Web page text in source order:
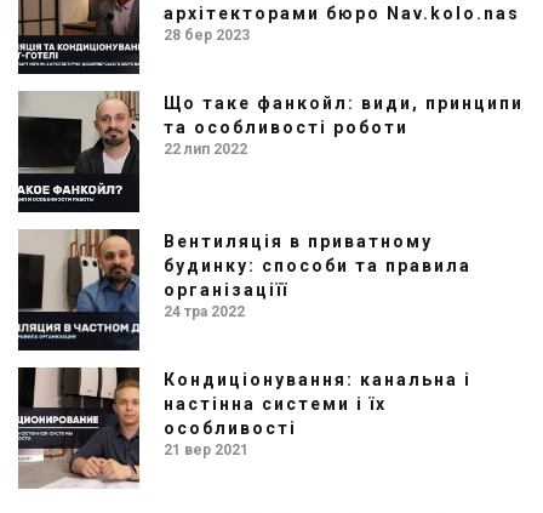
архітекторами бюро Nav.kolo.nas
28 бер 2023
Що таке фанкойл: види, принципи
та особливості роботи
22 лип 2022
Вентиляція в приватному
будинку: способи та правила
організаціїї
24 тра 2022
Кондиціонування: канальна і
настінна системи і їх
особливості
21 вер 2021